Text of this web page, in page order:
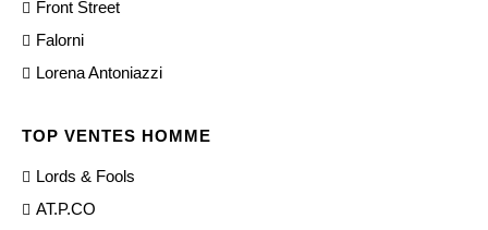
Front Street
Falorni
Lorena Antoniazzi
TOP VENTES HOMME
Lords & Fools
AT.P.CO